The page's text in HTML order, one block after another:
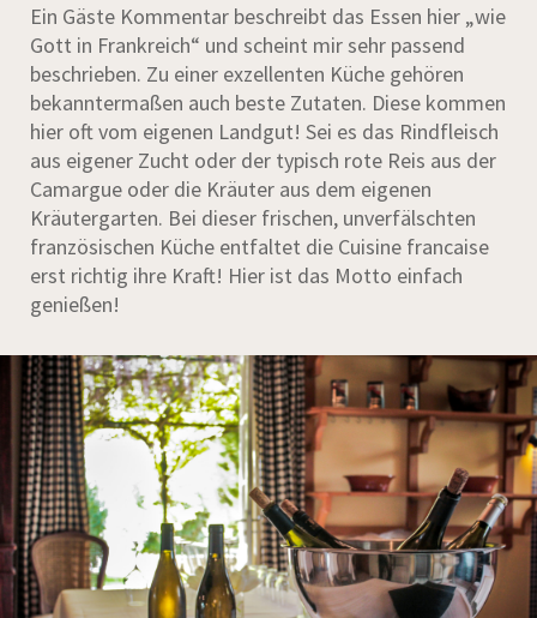
Ein Gäste Kommentar beschreibt das Essen hier „wie
Gott in Frankreich“ und scheint mir sehr passend
beschrieben. Zu einer exzellenten Küche gehören
bekanntermaßen auch beste Zutaten. Diese kommen
hier oft vom eigenen Landgut! Sei es das Rindfleisch
aus eigener Zucht oder der typisch rote Reis aus der
Camargue oder die Kräuter aus dem eigenen
Kräutergarten. Bei dieser frischen, unverfälschten
französischen Küche entfaltet die Cuisine francaise
erst richtig ihre Kraft! Hier ist das Motto einfach
genießen!